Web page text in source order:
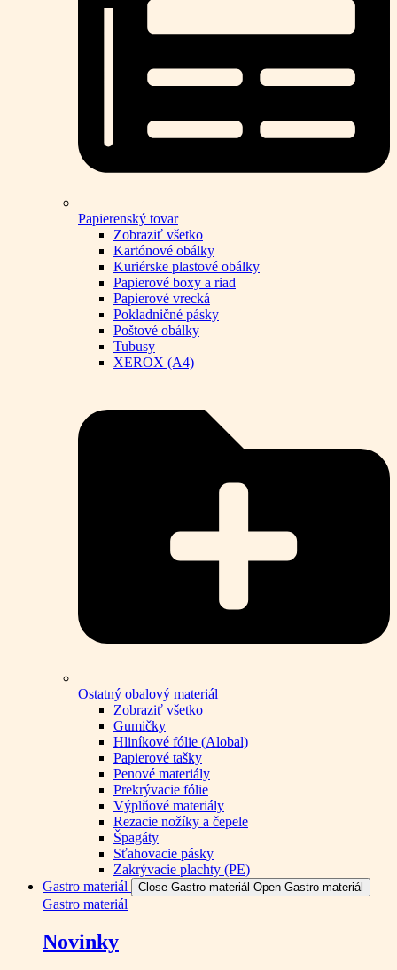
Papierenský tovar
Zobraziť všetko
Kartónové obálky
Kuriérske plastové obálky
Papierové boxy a riad
Papierové vrecká
Pokladničné pásky
Poštové obálky
Tubusy
XEROX (A4)
Ostatný obalový materiál
Zobraziť všetko
Gumičky
Hliníkové fólie (Alobal)
Papierové tašky
Penové materiály
Prekrývacie fólie
Výplňové materiály
Rezacie nožíky a čepele
Špagáty
Sťahovacie pásky
Zakrývacie plachty (PE)
Gastro materiál
Close Gastro materiál Open Gastro materiál
Gastro materiál
Novinky